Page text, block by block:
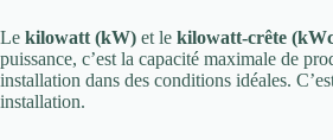
Le kilowatt (kW) et le kilowatt-crête
puissance, c’est la capacité maximale de
installation dans des conditions idéales.
installation.